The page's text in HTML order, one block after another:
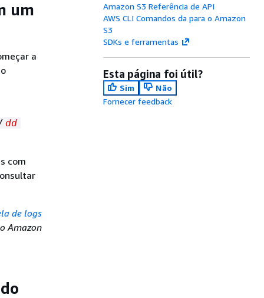
um
a
dd
com
de logs
Amazon
Amazon S3 Referência de API
AWS CLI Comandos da para o Amazon
S3
SDKs e ferramentas
Esta página foi útil?
Sim
Não
Fornecer feedback